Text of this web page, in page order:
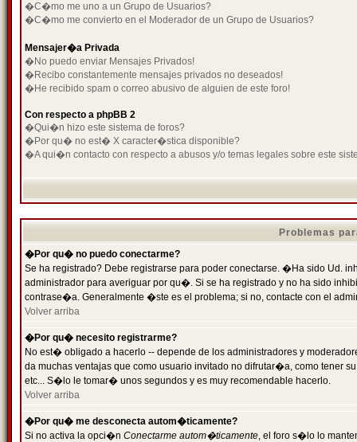
�C�mo me uno a un Grupo de Usuarios?
�C�mo me convierto en el Moderador de un Grupo de Usuarios?
Mensajer�a Privada
�No puedo enviar Mensajes Privados!
�Recibo constantemente mensajes privados no deseados!
�He recibido spam o correo abusivo de alguien de este foro!
Con respecto a phpBB 2
�Qui�n hizo este sistema de foros?
�Por qu� no est� X caracter�stica disponible?
�A qui�n contacto con respecto a abusos y/o temas legales sobre este
Problemas
�Por qu� no puedo conectarme?
Se ha registrado? Debe registrarse para poder conectarse. �Ha sido Ud.
administrador para averiguar por qu�. Si se ha registrado y no ha sido
contrase�a. Generalmente �ste es el problema; si no, contacte con el
Volver arriba
�Por qu� necesito registrarme?
No est� obligado a hacerlo -- depende de los administradores y
da muchas ventajas que como usuario invitado no difrutar�a, como tener
etc... S�lo le tomar� unos segundos y es muy recomendable hacerlo.
Volver arriba
�Por qu� me desconecta autom�ticamente?
Si no activa la opci�n Conectarme autom�ticamente, el foro s�lo lo